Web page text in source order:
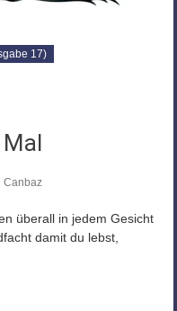
17)
Canbaz
überall in jedem Gesicht
damit du lebst,